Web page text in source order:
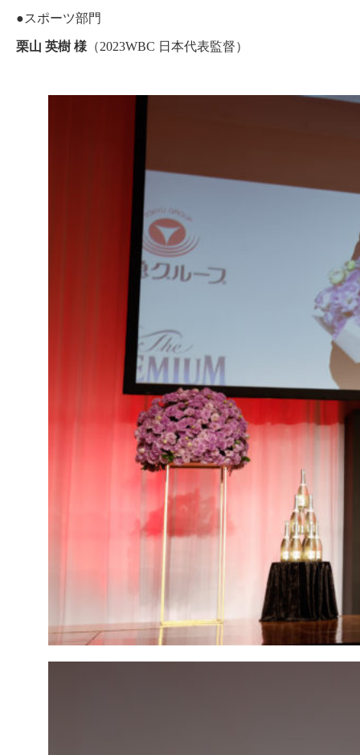
●スポーツ部門
栗山 英樹 様 （2023WBC 日本代表監督）